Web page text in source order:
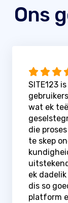
Ons
SITE123
wat ek
die
te skep
ek
dis so
platform